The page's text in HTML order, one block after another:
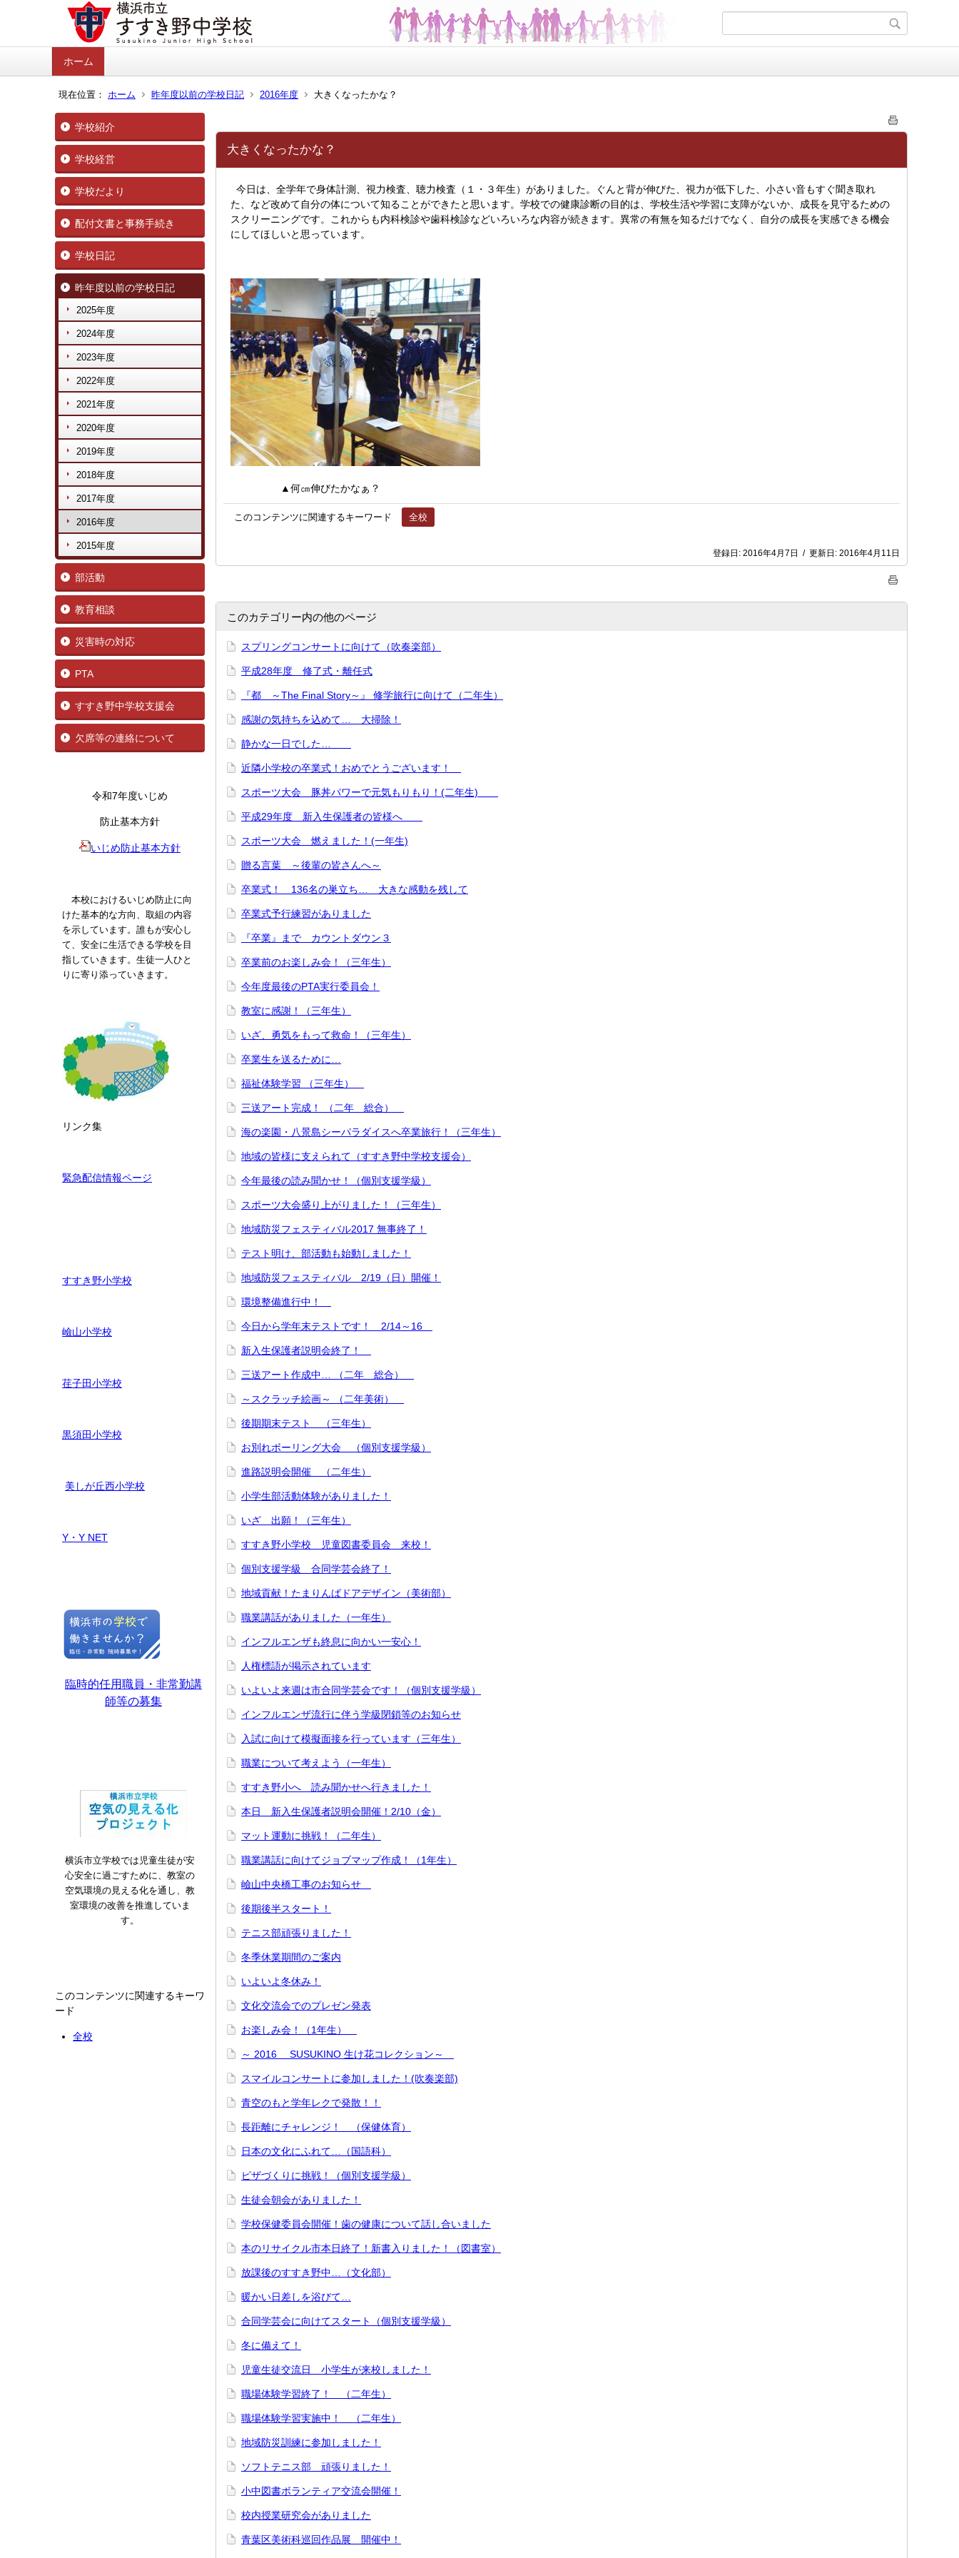
ホーム
現在位置： ホーム 昨年度以前の学校日記 2016年度 大きくなったかな？
学校紹介
学校経営
学校だより
配付文書と事務手続き
学校日記
昨年度以前の学校日記
2025年度
2024年度
2023年度
2022年度
2021年度
2020年度
2019年度
2018年度
2017年度
2016年度
2015年度
部活動
教育相談
災害時の対応
PTA
すすき野中学校支援会
欠席等の連絡について
令和7年度いじめ
防止基本方針
いじめ防止基本方針
本校におけるいじめ防止に向
けた基本的な方向、取組の内容
を示しています。誰もが安心し
て、安全に生活できる学校を目
指していきます。生徒一人ひと
りに寄り添っていきます。
リンク集
緊急配信情報ページ
すすき野小学校
嶮山小学校
荏子田小学校
黒須田小学校
美しが丘西小学校
Y・Y NET
臨時的任用職員・非常勤講
師等の募集
横浜市立学校では児童生徒が安
心安全に過ごすために、教室の
空気環境の見える化を通し、教
室環境の改善を推進していま
す。
このコンテンツに関連するキーワ
ード
全校
大きくなったかな？
今日は、全学年で身体計測、視力検査、聴力検査（１・３年生）がありました。ぐんと背が伸びた、視力が低下した、小さい音もすぐ聞き取れ
た、など改めて自分の体について知ることができたと思います。学校での健康診断の目的は、学校生活や学習に支障がないか、成長を見守るための
スクリーニングです。これからも内科検診や歯科検診などいろいろな内容が続きます。異常の有無を知るだけでなく、自分の成長を実感できる機会
にしてほしいと思っています。
▲何㎝伸びたかなぁ？
このコンテンツに関連するキーワード 全校
登録日: 2016年4月7日 / 更新日: 2016年4月11日
このカテゴリー内の他のページ
スプリングコンサートに向けて（吹奏楽部）
平成28年度 修了式・離任式
『都 ～The Final Story～』 修学旅行に向けて（二年生）
感謝の気持ちを込めて… 大掃除！
静かな一日でした…
近隣小学校の卒業式！おめでとうございます！
スポーツ大会 豚丼パワーで元気もりもり！(二年生)
平成29年度 新入生保護者の皆様へ
スポーツ大会 燃えました！(一年生)
贈る言葉 ～後輩の皆さんへ～
卒業式！ 136名の巣立ち… 大きな感動を残して
卒業式予行練習がありました
『卒業』まで カウントダウン３
卒業前のお楽しみ会！（三年生）
今年度最後のPTA実行委員会！
教室に感謝！（三年生）
いざ、勇気をもって救命！（三年生）
卒業生を送るために…
福祉体験学習 （三年生）
三送アート完成！ （二年 総合）
海の楽園・八景島シーパラダイスへ卒業旅行！（三年生）
地域の皆様に支えられて（すすき野中学校支援会）
今年最後の読み聞かせ！（個別支援学級）
スポーツ大会盛り上がりました！（三年生）
地域防災フェスティバル2017 無事終了！
テスト明け、部活動も始動しました！
地域防災フェスティバル 2/19（日）開催！
環境整備進行中！
今日から学年末テストです！ 2/14～16
新入生保護者説明会終了！
三送アート作成中… （二年 総合）
～スクラッチ絵画～ （二年美術）
後期期末テスト （三年生）
お別れボーリング大会 （個別支援学級）
進路説明会開催 （二年生）
小学生部活動体験がありました！
いざ 出願！（三年生）
すすき野小学校 児童図書委員会 来校！
個別支援学級 合同学芸会終了！
地域貢献！たまりんばドアデザイン（美術部）
職業講話がありました（一年生）
インフルエンザも終息に向かい一安心！
人権標語が掲示されています
いよいよ来週は市合同学芸会です！（個別支援学級）
インフルエンザ流行に伴う学級閉鎖等のお知らせ
入試に向けて模擬面接を行っています（三年生）
職業について考えよう（一年生）
すすき野小へ 読み聞かせへ行きました！
本日 新入生保護者説明会開催！2/10（金）
マット運動に挑戦！（二年生）
職業講話に向けてジョブマップ作成！（1年生）
嶮山中央橋工事のお知らせ
後期後半スタート！
テニス部頑張りました！
冬季休業期間のご案内
いよいよ冬休み！
文化交流会でのプレゼン発表
お楽しみ会！（1年生）
～ 2016 SUSUKINO 生け花コレクション～
スマイルコンサートに参加しました！(吹奏楽部)
青空のもと学年レクで発散！！
長距離にチャレンジ！ （保健体育）
日本の文化にふれて…（国語科）
ピザづくりに挑戦！（個別支援学級）
生徒会朝会がありました！
学校保健委員会開催！歯の健康について話し合いました
本のリサイクル市本日終了！新書入りました！（図書室）
放課後のすすき野中…（文化部）
暖かい日差しを浴びて…
合同学芸会に向けてスタート（個別支援学級）
冬に備えて！
児童生徒交流日 小学生が来校しました！
職場体験学習終了！ （二年生）
職場体験学習実施中！ （二年生）
地域防災訓練に参加しました！
ソフトテニス部 頑張りました！
小中図書ボランティア交流会開催！
校内授業研究会がありました
青葉区美術科巡回作品展 開催中！